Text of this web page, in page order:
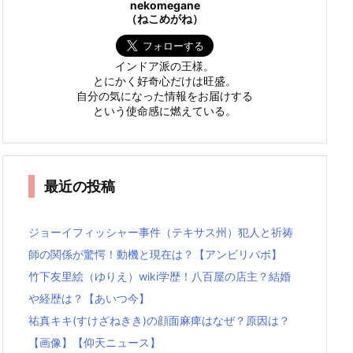
nekomegane
（ねこめがね）
インドア派の王様。
とにかく好奇心だけは旺盛。
自分の気になった情報をお届けする
という使命感に燃えている。
最近の投稿
ジョーイフィッシャー事件（テキサス州）犯人と祈祷
師の関係が驚愕！動機と現在は？【アンビリバボ】
竹下友里絵（ゆりえ）wiki学歴！八百屋の店主？結婚
や経歴は？【あいつ今】
祐真キキ(すけざねきき)の顔面麻痺はなぜ？原因は？
【画像】【仰天ニュース】